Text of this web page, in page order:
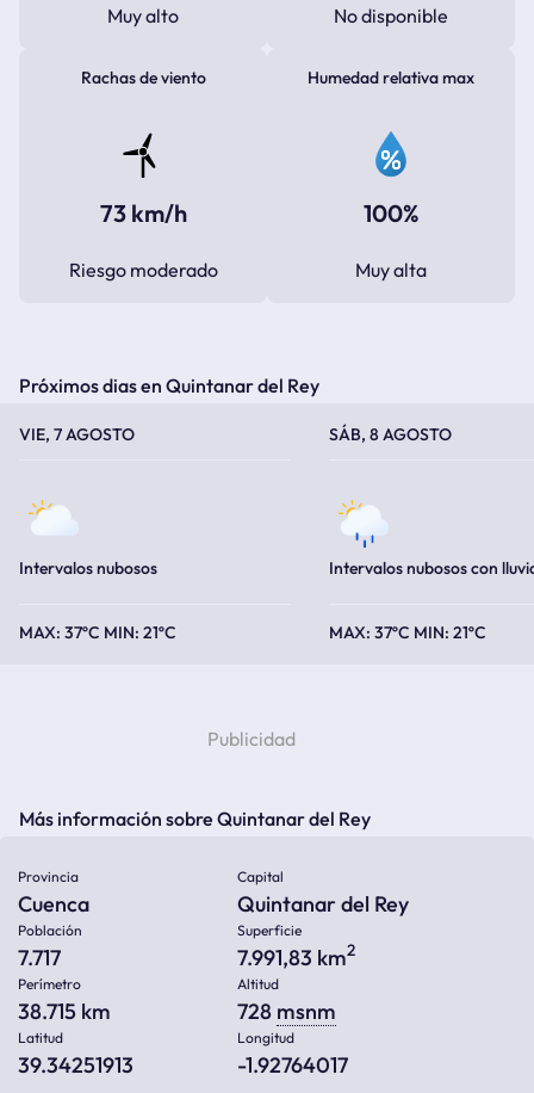
Muy alto No disponible
Rachas de viento
73 km/h
Riesgo moderado
Humedad relativa max
100%
Muy alta
Próximos dias en Quintanar del Rey
VIE, 7 AGOSTO
Intervalos nubosos
37ºC 21ºC
SÁB, 8 AGOSTO
Intervalos nubosos con
37ºC 21ºC
Más información sobre Quintanar del Rey
Provincia
Cuenca
Capital
Quintanar del Rey
Población
7.717
Superficie
7.991,83 km2
Perímetro
38.715 km
Altitud
728 msnm
Latitud
39.34251913
Longitud
-1.92764017